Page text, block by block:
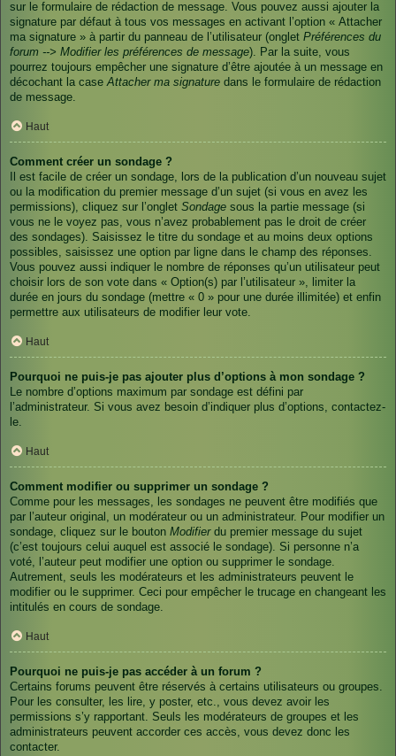
sur le formulaire de rédaction de message. Vous pouvez aussi ajouter la
signature par défaut à tous vos messages en activant l’option « Attacher
ma signature » à partir du panneau de l’utilisateur (onglet Préférences du
forum --> Modifier les préférences de message). Par la suite, vous
pourrez toujours empêcher une signature d’être ajoutée à un message en
décochant la caseAttacher ma signature dans le formulaire de rédaction
de message.
Haut
Comment créer un sondage ?
Il est facile de créer un sondage, lors de la publication d’un nouveau sujet
ou la modification du premier message d’un sujet (si vous en avez les
permissions), cliquez sur l’onglet Sondage sous la partie message (si
vous ne le voyez pas, vous n’avez probablement pas le droit de créer
des sondages). Saisissez le titre du sondage et au moins deux options
possibles, saisissez une option par ligne dans le champ des réponses.
Vous pouvez aussi indiquer le nombre de réponses qu’un utilisateur peut
choisir lors de son vote dans « Option(s) par l’utilisateur », limiter la
durée en jours du sondage (mettre « 0 » pour une durée illimitée) et enfin
permettre aux utilisateurs de modifier leur vote.
Haut
Pourquoi ne puis-je pas ajouter plus d’options à mon sondage ?
Le nombre d’options maximum par sondage est défini par
l’administrateur. Si vous avez besoin d’indiquer plus d’options, contactez-
le.
Haut
Comment modifier ou supprimer un sondage ?
Comme pour les messages, les sondages ne peuvent être modifiés que
par l’auteur original, un modérateur ou un administrateur. Pour modifier un
sondage, cliquez sur le bouton Modifierdu premier message du sujet
(c’est toujours celui auquel est associé le sondage). Si personne n’a
voté, l’auteur peut modifier une option ou supprimer le sondage.
Autrement, seuls les modérateurs et les administrateurs peuvent le
modifier ou le supprimer. Ceci pour empêcher le trucage en changeant les
intitulés en cours de sondage.
Haut
Pourquoi ne puis-je pas accéder à un forum ?
Certains forums peuvent être réservés à certains utilisateurs ou groupes.
Pour les consulter, les lire, y poster, etc., vous devez avoir les
permissions s’y rapportant. Seuls les modérateurs de groupes et les
administrateurs peuvent accorder ces accès, vous devez donc les
contacter.